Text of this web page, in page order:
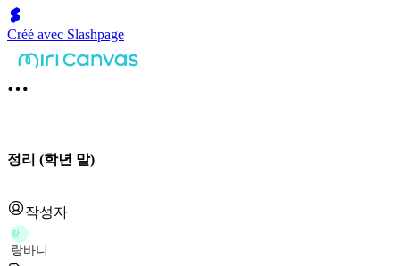
Créé avec Slashpage
정리 (학년 말)
작성자
랑
랑바니